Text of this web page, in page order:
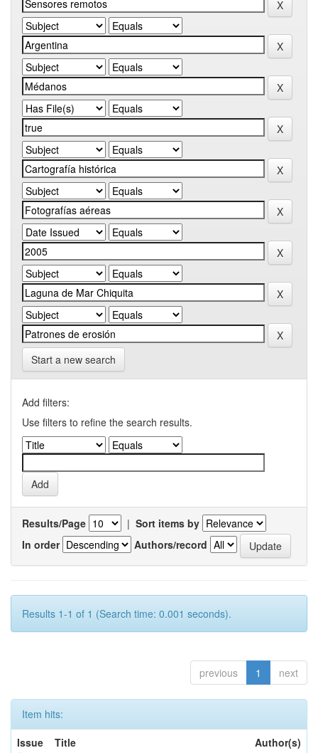
Start a new search
Add filters:
Use filters to refine the search results.
Results/Page | Sort items by
In order
Authors/record
Results 1-1 of 1 (Search time: 0.001 seconds).
previous 1 next
Item hits:
Issue
Title Author(s)